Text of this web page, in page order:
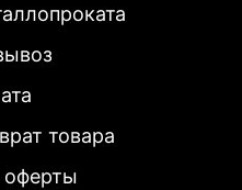
товара
оферты